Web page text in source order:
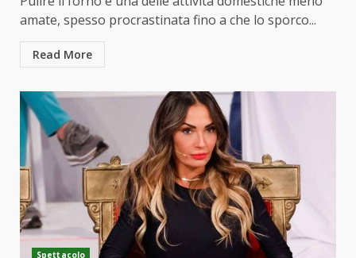
amate, spesso procrastinata fino a che lo sporco...
Read More
Spettacolo